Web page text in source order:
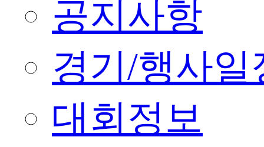
공지사항
경기/행사일
대회정보